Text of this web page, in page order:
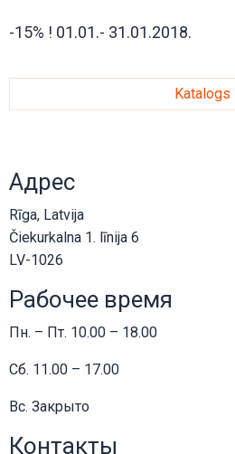
-15% ! 01.01.- 31.01.2018.
Katalogs
Адрес
Rīga, Latvija
Čiekurkalna 1. līnija 6
LV-1026
Рабочее время
Пн. – Пт. 10.00 – 18.00
Сб. 11.00 – 17.00
Вс. Закрыто
Контакты